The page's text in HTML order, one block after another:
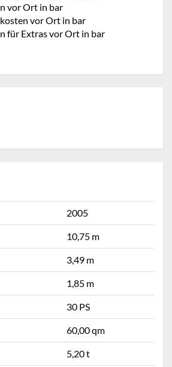
vor Ort in bar
vor Ort in bar
für Extras vor Ort in bar
2005
10,75 m
3,49 m
1,85 m
30 PS
60,00 qm
5,20 t